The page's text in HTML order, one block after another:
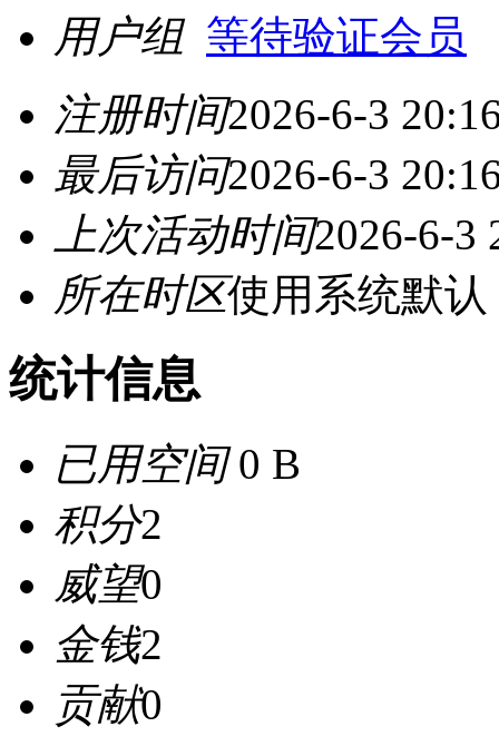
用户组 等待验证会员
注册时间2026-6-3
最后访问2026-6-3
上次活动时间2026-6-3
所在时区使用系统默认
统计信息
已用空间0 B
积分2
威望0
金钱2
贡献0